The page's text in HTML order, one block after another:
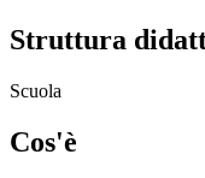
Struttura
Scuola
Cos'è